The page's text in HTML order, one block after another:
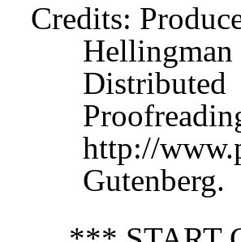
Credits:
Hellingman
Distributed
http://
Gutenberg.